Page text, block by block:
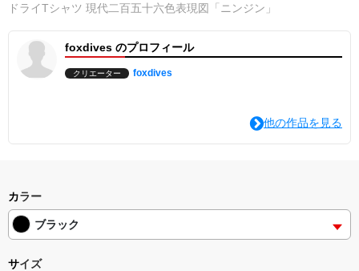
ドライTシャツ 現代二百五十六色表現図「ニンジン」
foxdives のプロフィール
クリエーター foxdives
他の作品を見る
カラー
ブラック
サイズ